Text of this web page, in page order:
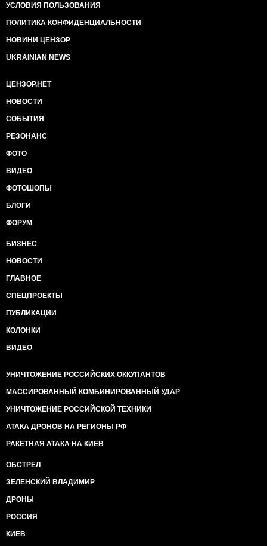
УСЛОВИЯ ПОЛЬЗОВАНИЯ
ПОЛИТИКА КОНФИДЕНЦИАЛЬНОСТИ
НОВИНИ ЦЕНЗОР
UKRAINIAN NEWS
ЦЕНЗОР.НЕТ
НОВОСТИ
СОБЫТИЯ
РЕЗОНАНС
ФОТО
ВИДЕО
ФОТОШОПЫ
БЛОГИ
ФОРУМ
БИЗНЕС
НОВОСТИ
ГЛАВНОЕ
СПЕЦПРОЕКТЫ
ПУБЛИКАЦИИ
КОЛОНКИ
ВИДЕО
УНИЧТОЖЕНИЕ РОССИЙСКИХ ОККУПАНТОВ
МАССИРОВАННЫЙ КОМБИНИРОВАННЫЙ УДАР
УНИЧТОЖЕНИЕ РОССИЙСКОЙ ТЕХНИКИ
АТАКА ДРОНОВ НА РЕГИОНЫ РФ
РАКЕТНАЯ АТАКА НА КИЕВ
ОБСТРЕЛ
ЗЕЛЕНСКИЙ ВЛАДИМИР
ДРОНЫ
РОССИЯ
КИЕВ